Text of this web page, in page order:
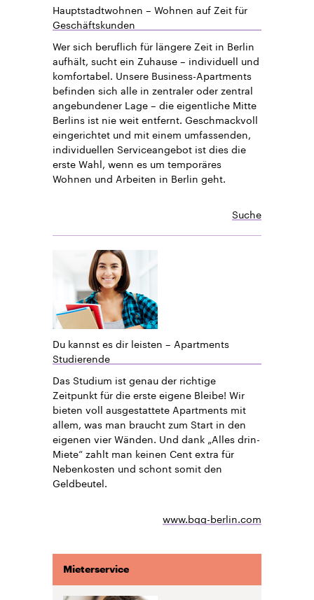
Hauptstadtwohnen – Wohnen auf Zeit für
Geschäftskunden
Wer sich beruflich für längere Zeit in Berlin
aufhält, sucht ein Zuhause – individuell und
komfortabel. Unsere Business-Apartments
befinden sich alle in zentraler oder zentral
angebundener Lage – die eigentliche Mitte
Berlins ist nie weit entfernt. Geschmackvoll
eingerichtet und mit einem umfassenden,
individuellen Serviceangebot ist dies die
erste Wahl, wenn es um temporäres
Wohnen und Arbeiten in Berlin geht.
Suche
Du kannst es dir leisten – Apartments
Studierende
Das Studium ist genau der richtige
Zeitpunkt für die erste eigene Bleibe! Wir
bieten voll ausgestattete Apartments mit
allem, was man braucht zum Start in den
eigenen vier Wänden. Und dank „Alles drin-
Miete“ zahlt man keinen Cent extra für
Nebenkosten und schont somit den
Geldbeutel.
www.bgg-berlin.com
Mieterservice